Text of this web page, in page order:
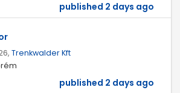
published 2 days ago
Trenkwalder Kft
published 2 days ago